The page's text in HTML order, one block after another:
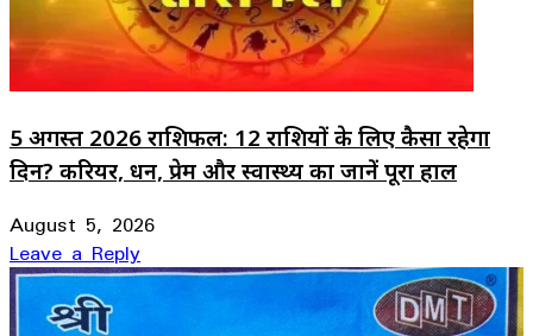
5 अगस्त 2026 राशिफल: 12 राशियों के लिए कैसा रहेगा
दिन? करियर, धन, प्रेम और स्वास्थ्य का जानें पूरा हाल
August 5, 2026
Leave a Reply